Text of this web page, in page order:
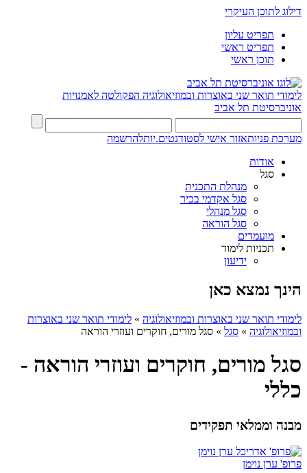
דילוג לתוכן העיקרי
תפריט עליון
תפריט ראשי
תוכן ראשי
לימודי תואר שני באוצרות ובמוזיאולוגיה הפקולטה לאמנויות
אוניברסיטת תל אביב
מערכת פניותאזור אישי לסטודנטים.יותלהרשמה
אודות
סגל
מנהלת התכנית
סגל אקדמי בכיר
סגל מנהלי
סגל הוראה
מועמדים
תכניות לימוד
ידיעון
הינך נמצא כאן
לימודי תואר שני באוצרות ובמוזיאולוגיה » לימודי תואר שני באוצרות
ובמוזיאולוגיה » סגל » סגל מורים, חוקרים ועוזרי הוראה
סגל מורים, חוקרים ועוזרי הוראה -
כללי
מבנה וממלאי תפקידים
פרופ' ערן נוימן